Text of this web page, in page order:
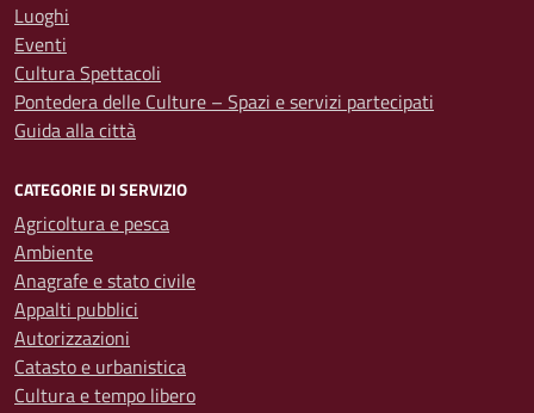
Luoghi
Eventi
Cultura Spettacoli
Pontedera delle Culture – Spazi e servizi partecipati
Guida alla città
CATEGORIE DI SERVIZIO
Agricoltura e pesca
Ambiente
Anagrafe e stato civile
Appalti pubblici
Autorizzazioni
Catasto e urbanistica
Cultura e tempo libero